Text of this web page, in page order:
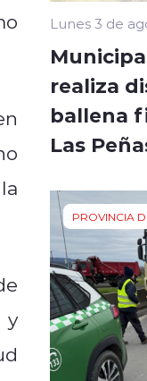
y
Lunes 3 de
realiza
ballena
Las
PROVINCIA